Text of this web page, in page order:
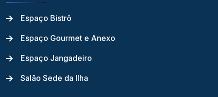
Espaço Bistrô
Espaço Gourmet e Anexo
Espaço Jangadeiro
Salão Sede da Ilha